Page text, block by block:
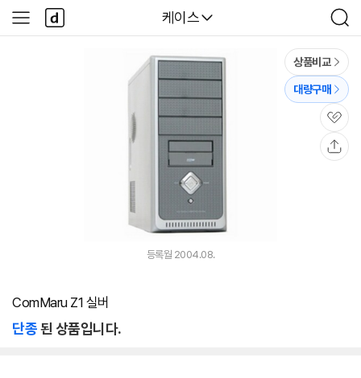
다나와
케이스
검
색
사
이
다
나
와
상품비교
대량구매
관
심
등록월 2004.08.
ComMaru Z1 실버
단종된 상품입니다.